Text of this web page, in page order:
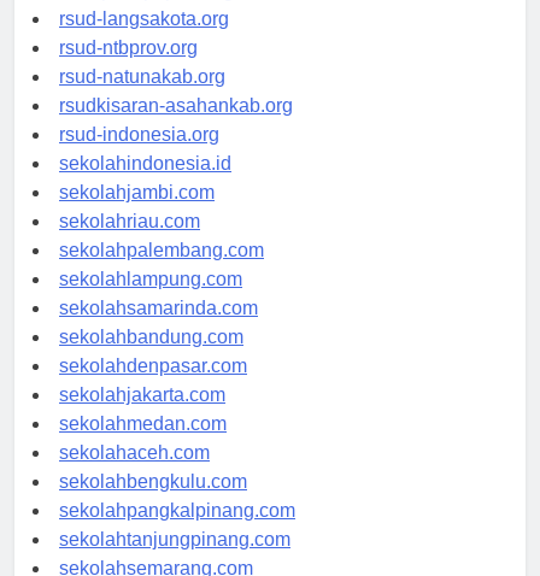
rsudtpi-kepriprov.org
rsud-langsakota.org
rsud-ntbprov.org
rsud-natunakab.org
rsudkisaran-asahankab.org
rsud-indonesia.org
sekolahindonesia.id
sekolahjambi.com
sekolahriau.com
sekolahpalembang.com
sekolahlampung.com
sekolahsamarinda.com
sekolahbandung.com
sekolahdenpasar.com
sekolahjakarta.com
sekolahmedan.com
sekolahaceh.com
sekolahbengkulu.com
sekolahpangkalpinang.com
sekolahtanjungpinang.com